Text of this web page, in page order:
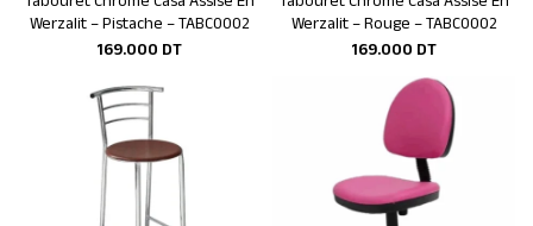
Werzalit – Pistache – TABC0002
169.000 DT
Werzalit – Rouge – TABC0002
169.000 DT